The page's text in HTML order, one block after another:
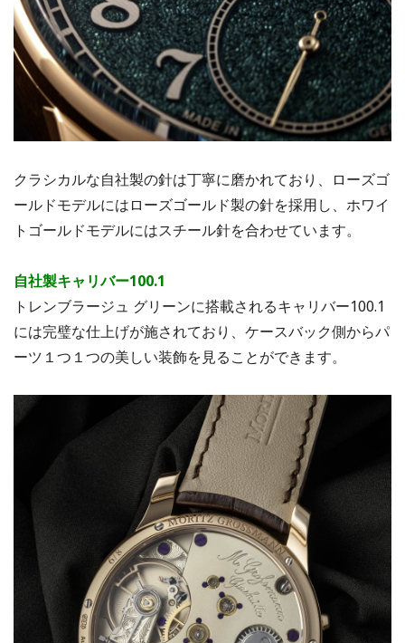
クラシカルな自社製の針は丁寧に磨かれており、ローズゴ
ールドモデルにはローズゴールド製の針を採用し、ホワイ
トゴールドモデルにはスチール針を合わせています。
自社製キャリバー100.1
トレンブラージュ グリーンに搭載されるキャリバー100.1
には完璧な仕上げが施されており、ケースバック側からパ
ーツ１つ１つの美しい装飾を見ることができます。